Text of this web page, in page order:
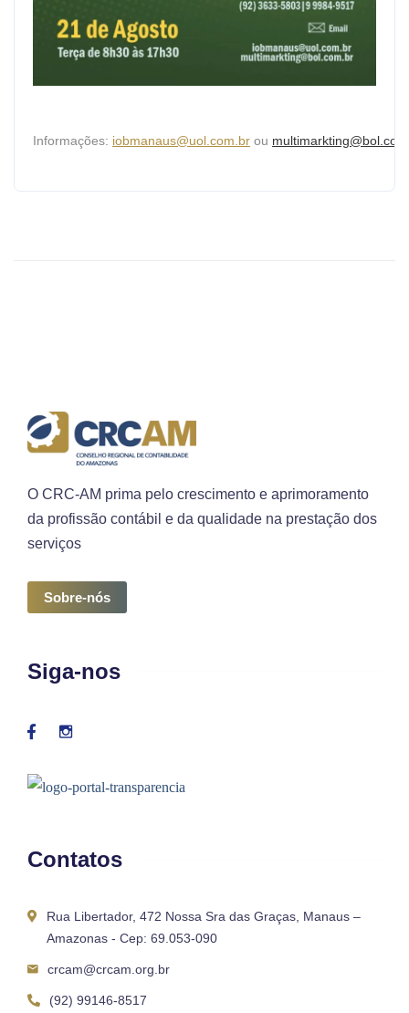
Informações: iobmanaus@uol.com.br ou
O CRC-AM prima pelo crescimento e aprimoramento
da profissão contábil e da qualidade na prestação dos
serviços
Sobre-nós
Siga-nos
Contatos
Rua Libertador, 472 Nossa Sra das Graças, Manaus –
Amazonas - Cep: 69.053-090
crcam@crcam.org.br
(92) 99146-8517